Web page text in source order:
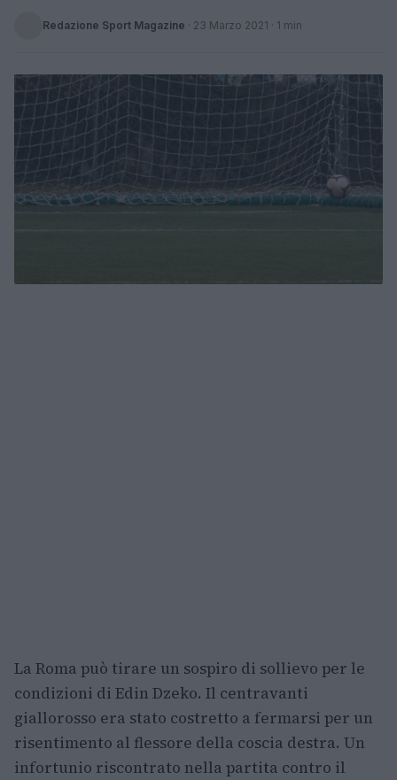
Redazione Sport Magazine · 23 Marzo 2021 · 1 min
La Roma può tirare un sospiro di sollievo per le
condizioni di Edin Dzeko. Il centravanti
giallorosso era stato costretto a fermarsi per un
risentimento al flessore della coscia destra. Un
infortunio riscontrato nella partita contro il